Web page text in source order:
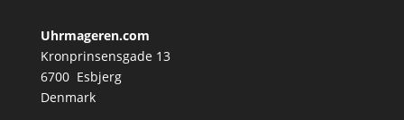
Uhrmageren.com
Kronprinsensgade 13
6700 Esbjerg
Denmark